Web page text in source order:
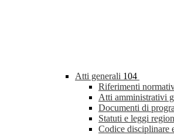
Atti generali 104
Riferimenti
Atti amministrativi
Documenti di
Statuti e leggi
Codice disciplinare